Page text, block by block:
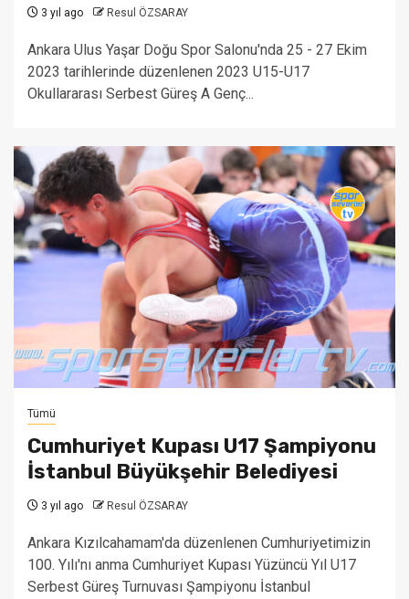
3 yıl ago Resul ÖZSARAY
Ankara Ulus Yaşar Doğu Spor Salonu'nda 25 - 27 Ekim
2023 tarihlerinde düzenlenen 2023 U15-U17
Okullararası Serbest Güreş A Genç...
Tümü
Cumhuriyet Kupası U17 Şampiyonu
İstanbul Büyükşehir Belediyesi
3 yıl ago Resul ÖZSARAY
Ankara Kızılcahamam'da düzenlenen Cumhuriyetimizin
100. Yılı'nı anma Cumhuriyet Kupası Yüzüncü Yıl U17
Serbest Güreş Turnuvası Şampiyonu İstanbul